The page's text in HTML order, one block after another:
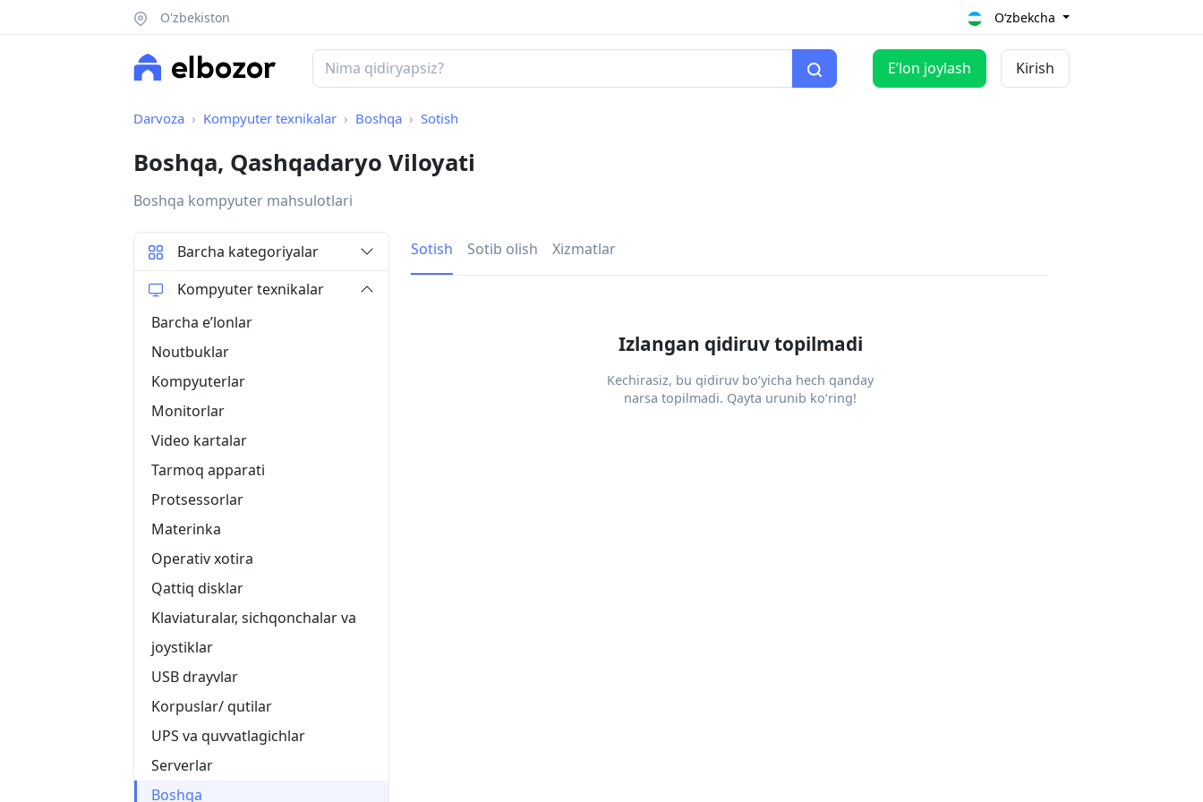
O'zbekiston O‘zbekcha
Eʼlon joylash Kirish
Darvoza Kompyuter texnikalar Boshqa Sotish
Boshqa, Qashqadaryo Viloyati
Boshqa kompyuter mahsulotlari
Sotish Sotib olish Xizmatlar
Izlangan qidiruv topilmadi
Kechirasiz, bu qidiruv bo‘yicha hech qanday
narsa topilmadi. Qayta urunib ko‘ring!
Barcha kategoriyalar
Kompyuter texnikalar
Barcha eʼlonlar
Noutbuklar
Kompyuterlar
Monitorlar
Video kartalar
Tarmoq apparati
Protsessorlar
Materinka
Operativ xotira
Qattiq disklar
Klaviaturalar, sichqonchalar va
joystiklar
USB drayvlar
Korpuslar/ qutilar
UPS va quvvatlagichlar
Serverlar
Boshqa